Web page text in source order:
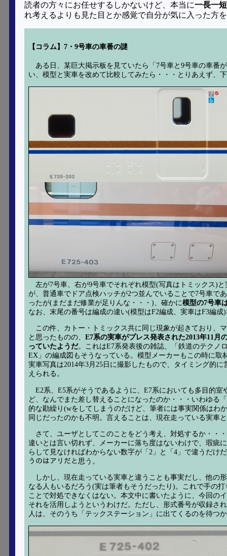
読者の方々にお任せするしかないけど、本当に一長一
れ考えるよりも見た目とか感覚で自分が気に入った方
【コラム】7・9号車の車番の謎
ある日、某巨大掲示板を見ていたら「7号車と9号車の車番
い、模型と実車を改めて比較してみたら・・・とりあえず、
左が7号車、右が9号車でそれぞれ模型(写真はトミックス)
が、普通車でドア点検ハッチが2つ並んでいることで7号車で
ったが(まだまだ修業が足りんな・・・)、確かに模型の7号車
なお、末尾の番号は編成の違い(模型はF2編成、実車はF3編成
この件、カトー・トミックス共に同じ現象が起きており、
と思ったものの、 E7系の実車がプレス発表された2013年11月
っていたようだ。これはE7系発表後の雑誌、「鉄道のテクノ
EX」の編成図もそうなっている。模型メーカーもこの時に
実車写真は2014年3月25日に撮影したもので、タイミング的
えられる。
E2系、E5系がそうであるように、E7系においても多目的
ど、なんでまた差し替えることになったのか・・・いわゆる
的な勘繰り(wをしてしまうのだけど、筆者には事実関係はわ
同じだったのかも不明。言えることは、現在走っている実車
さて、ユーザとしてこのことをどう考え、対処するか・・
違いとは言い切れず、メーカーに落ち度はないわけで、瑕疵
らして見なければわからない数字が「2」と「4」で違うだけ
うのはアリだと思う。
しかし、現在走っている実車と違うことも事実だし、他の
なる人もいるだろう(実は筆者もそうだったり)。これで手の
ことで対処できなくはない。本文中に書いたように、今回の
それを活用しようというわけだ。ただし、形式番号が収録さ
人は、そのうち「テックステーション」に出てくるのを待つ